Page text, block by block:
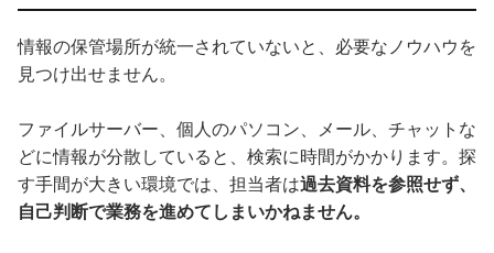
情報の保管場所が統一されていないと、必要なノウハウを
見つけ出せません。
ファイルサーバー、個人のパソコン、メール、チャットな
どに情報が分散していると、検索に時間がかかります。探
す手間が大きい環境では、担当者は過去資料を参照せず、
自己判断で業務を進めてしまいかねません。